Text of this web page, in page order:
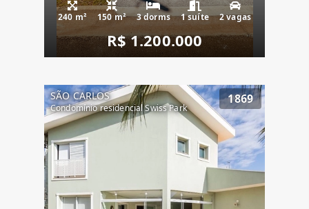
240 m² 150 m² 3 dorms 1 suíte 2 vagas
R$ 1.200.000
SÃO CARLOS
Condomínio residencial Swiss Park
1869